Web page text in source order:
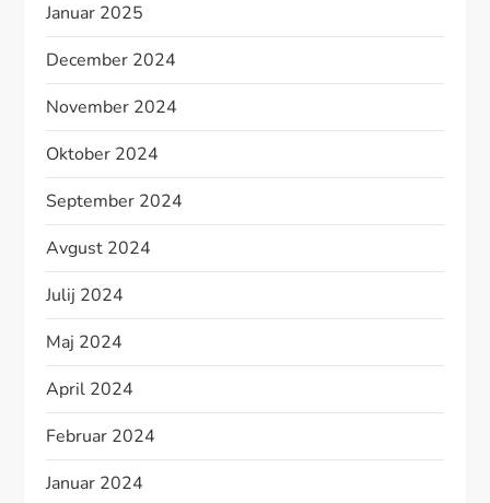
Januar 2025
December 2024
November 2024
Oktober 2024
September 2024
Avgust 2024
Julij 2024
Maj 2024
April 2024
Februar 2024
Januar 2024